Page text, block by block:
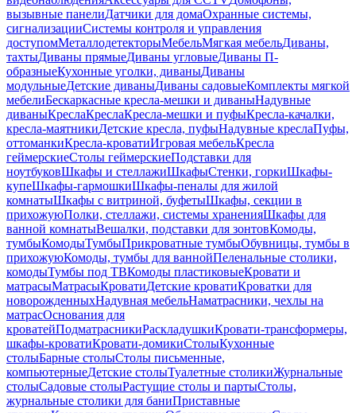
вызывные панелиДатчики для домаОхранные системы,
сигнализацииСистемы контроля и управления
доступомМеталлодетекторыМебельМягкая мебельДиваны,
тахтыДиваны прямыеДиваны угловыеДиваны П-
образныеКухонные уголки, диваныДиваны
модульныеДетские диваныДиваны садовыеКомплекты мягкой
мебелиБескаркасные кресла-мешки и диваныНадувные
диваныКреслаКреслаКресла-мешки и пуфыКресла-качалки,
кресла-маятникиДетские кресла, пуфыНадувные креслаПуфы,
оттоманкиКресла-кроватиИгровая мебельКресла
геймерскиеСтолы геймерскиеПодставки для
ноутбуковШкафы и стеллажиШкафыСтенки, горкиШкафы-
купеШкафы-гармошкиШкафы-пеналы для жилой
комнатыШкафы с витриной, буфетыШкафы, секции в
прихожуюПолки, стеллажи, системы храненияШкафы для
ванной комнатыВешалки, подставки для зонтовКомоды,
тумбыКомодыТумбыПрикроватные тумбыОбувницы, тумбы в
прихожуюКомоды, тумбы для ваннойПеленальные столики,
комодыТумбы под ТВКомоды пластиковыеКровати и
матрасыМатрасыКроватиДетские кроватиКроватки для
новорожденныхНадувная мебельНаматрасники, чехлы на
матрасОснования для
кроватейПодматрасникиРаскладушкиКровати-трансформеры,
шкафы-кроватиКровати-домикиСтолыКухонные
столыБарные столыСтолы письменные,
компьютерныеДетские столыТуалетные столикиЖурнальные
столыСадовые столыРастущие столы и партыСтолы,
журнальные столики для баниПриставные